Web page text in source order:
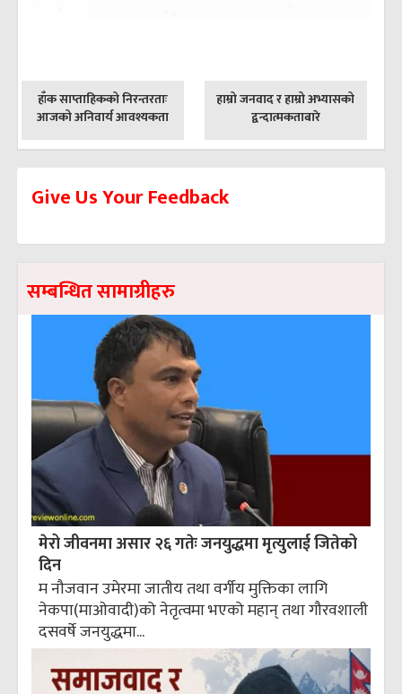
पछिल्लाे
-
हाँक साप्ताहिकको निरन्तरताः
आजको अनिवार्य आवश्यकता
अघिल्लाे
हाम्रो जनवाद र हाम्रो अभ्यासको
द्वन्दात्मकताबारे
Give Us Your Feedback
सम्बन्धित सामाग्रीहरु
मेरो जीवनमा असार २६ गतेः जनयुद्धमा मृत्युलाई जितेको
दिन
म नौजवान उमेरमा जातीय तथा वर्गीय मुक्तिका लागि
नेकपा(माओवादी)को नेतृत्वमा भएको महान् तथा गौरवशाली
दसवर्षे जनयुद्धमा...